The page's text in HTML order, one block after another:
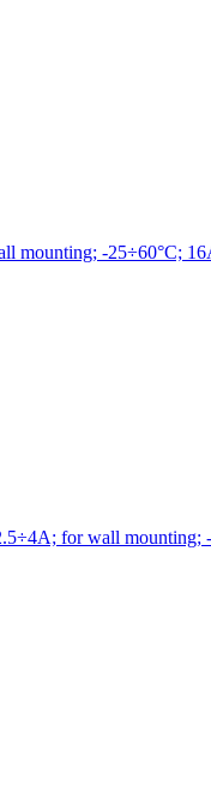
mounting; -25÷60°C;
for wall mounting;